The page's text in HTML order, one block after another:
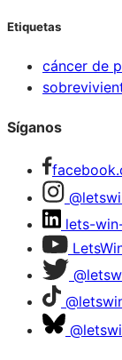
Etiquetas
cáncer de
Síganos
lets-